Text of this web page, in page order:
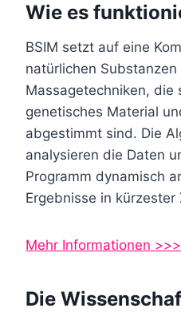
Wie es
BSIM setzt auf eine
natürlichen Substanzen
Massagetechniken, die
genetisches Material
abgestimmt sind. Die
analysieren die Daten
Programm dynamisch
Ergebnisse in kürzester
Mehr Informationen >>>
Die